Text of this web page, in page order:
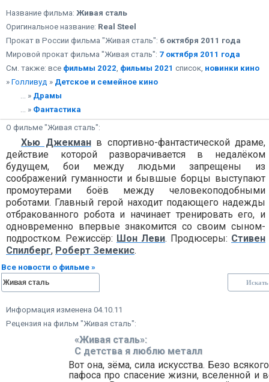
Название фильма: Живая сталь
Оригинальное название: Real Steel
Прокат в России фильма "Живая сталь": 6 октября 2011 года
Мировой прокат фильма "Живая сталь": 7 октября 2011 года
См. также: все фильмы 2022 фильмы 2021 список, новинки кино
» Голливуд » Детское и семейное кино
... » Драмы
... » Фантастика
О фильме "Живая сталь":
Хью Джекманв спортивно-фантастической драме,
действие которой разворачивается в недалёком
будущем, бои между людьми запрещены из
соображений гуманности и бывшые борцы выступают
промоутерами боёв между человекоподобными
роботами. Главный герой находит подающего надежды
отбракованного робота и начинает тренировать его, и
одновременно впервые знакомится со своим сыном-
подростком. Режиссёр: Шон Леви. Продюсеры: Стивен
Спилберг, Роберт Земекис.
Все новости о фильме »
Информация изменена 04.10.11
Рецензия на фильм "Живая сталь":
«Живая сталь»:
С детства я люблю металл
Вот она, зёма, сила искусства. Безо
пафоса про спасение жизни, вселенной и